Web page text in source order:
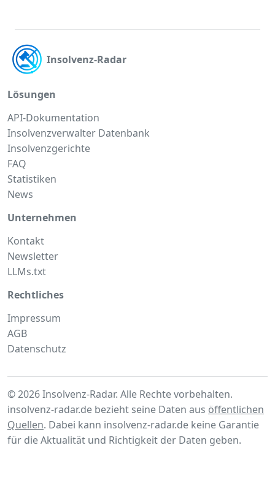
Insolvenz-Radar
Lösungen
API-Dokumentation
Insolvenzverwalter Datenbank
Insolvenzgerichte
FAQ
Statistiken
News
Unternehmen
Kontakt
Newsletter
LLMs.txt
Rechtliches
Impressum
AGB
Datenschutz
© 2026 Insolvenz-Radar. Alle Rechte vorbehalten.
insolvenz-radar.de bezieht seine Daten aus öffentlichen
Quellen. Dabei kann insolvenz-radar.de keine Garantie
für die Aktualität und Richtigkeit der Daten geben.